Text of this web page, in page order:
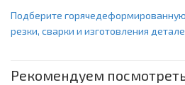
Подберите
резки, сварки и изготовления
Рекомендуем